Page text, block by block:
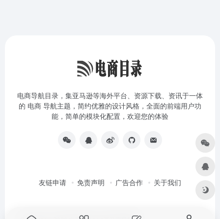
电商导航目录，集亚马逊等海外平台、资源下载、资讯于一体
的 电商 导航主题，简约优雅的设计风格，全面的前端用户功
能，简单的模块化配置，欢迎您的体验
友链申请 免责声明 广告合作 关于我们